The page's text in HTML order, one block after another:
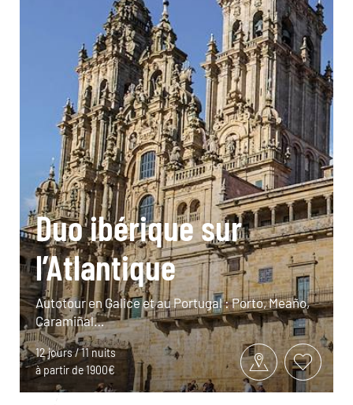
Duo ibérique sur
l’Atlantique
Autotour en Galice et au Portugal : Porto, Meaño,
Caramiñal…
12 jours / 11 nuits
à partir de 1900€